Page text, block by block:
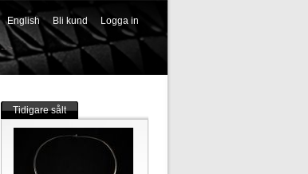
English Bli kund Logga in
-->
Tidigare sålt